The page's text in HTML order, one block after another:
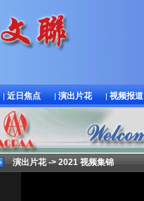
|近日焦点 |演出片花 |视频报道
演出片花 -> 2021 视频集锦